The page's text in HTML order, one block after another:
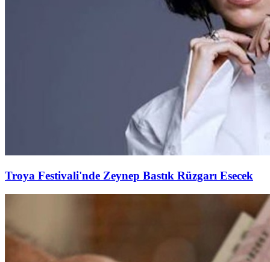
Troya Festivali'nde Zeynep Bastık Rüzgarı Esecek